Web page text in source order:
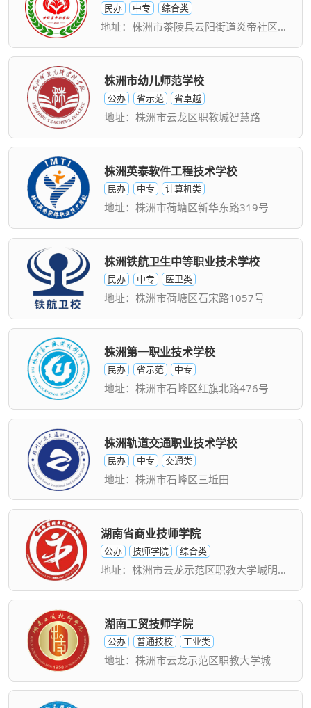
民办 中专 综合类
地址：株洲市茶陵县云阳街道炎帝社区瓯江路
株洲市幼儿师范学校
公办 省示范 省卓越
地址：株洲市云龙区职教城智慧路
株洲英泰软件工程技术学校
民办 中专 计算机类
地址：株洲市荷塘区新华东路319号
株洲铁航卫生中等职业技术学校
民办 中专 医卫类
地址：株洲市荷塘区石宋路1057号
株洲第一职业技术学校
民办 省示范 中专
地址：株洲市石峰区红旗北路476号
株洲轨道交通职业技术学校
民办 中专 交通类
地址：株洲市石峰区三坵田
湖南省商业技师学院
公办 技师学院 综合类
地址：株洲市云龙示范区职教大学城明礼路208号
湖南工贸技师学院
公办 普通技校 工业类
地址：株洲市云龙示范区职教大学城